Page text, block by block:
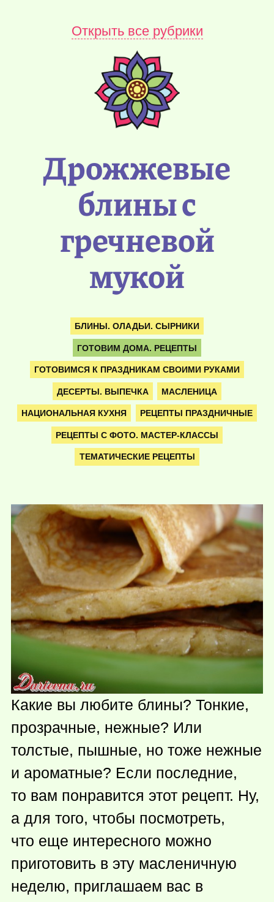
Открыть все рубрики
Дрожжевые
блины с
гречневой
мукой
БЛИНЫ. ОЛАДЬИ. СЫРНИКИ
ГОТОВИМ ДОМА. РЕЦЕПТЫ
ГОТОВИМСЯ К ПРАЗДНИКАМ СВОИМИ РУКАМИ
ДЕСЕРТЫ. ВЫПЕЧКА МАСЛЕНИЦА
НАЦИОНАЛЬНАЯ КУХНЯ РЕЦЕПТЫ ПРАЗДНИЧНЫЕ
РЕЦЕПТЫ С ФОТО. МАСТЕР-КЛАССЫ
ТЕМАТИЧЕСКИЕ РЕЦЕПТЫ
Какие вы любите блины? Тонкие,
прозрачные, нежные? Или
толстые, пышные, но тоже нежные
и ароматные? Если последние,
то вам понравится этот рецепт. Ну,
а для того, чтобы посмотреть,
что еще интересного можно
приготовить в эту масленичную
неделю, приглашаем вас в